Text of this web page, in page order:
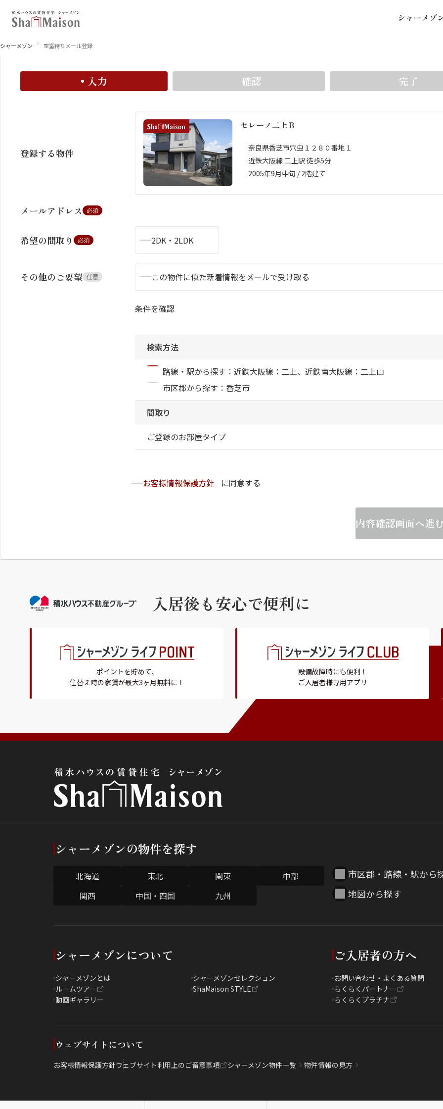
シ ャーメ ゾ
関東
中部
中国・四国 九州
地図から探す
シャーメゾンセレクション ルームツアー
ShaMaison STYLE
シャーメゾン 空室待ちメール登録
空室お知らせメール登録
空室お知らせメールに登録すると、この物件の空室情報をいち早く受け取ることができます。5件まで登録可能
入力 確認 完了
登録する物件
セレーノ二上Ｂ
奈良県香芝市穴虫１２８０番地１
近鉄大阪線 二上駅 徒歩5分
2005年9月中旬 / 2階建て
メールアドレス 必須
希望の間取り 必須 2DK・2LDK
その他のご要望 任意 この物件に似た新着情報をメールで受け取る
条件を確認
検索方法
路線・駅から探す：近鉄大阪線：二上、近鉄南大阪線：二上山
市区郡から探す：香芝市
間取り
ご登録のお部屋タイプ
お客様情報保護方針 に同意する
内容確認画面へ進む
入居後も安心で便利に
ポイントを貯めて、
住替え時の家賃が最大3ヶ月無料に！
設備故障時にも便利！
ご入居者様専用アプリ
シャーメゾンの物件を探す
北海道 東北 関東
中部
関西
中国・四国 九州
市区郡・路線・駅から
地図から探す
シャーメゾンについて
シャーメゾンとは
シャーメゾンセレクション
ルームツアー
ShaMaison STYLE
動画ギャラリー
ご入居者の方へ
お問い合わせ・よくある質問
らくらくパートナー
らくらくプラチナ
ウェブサイトについて
お客様情報保護方針ウェブサイト利用上のご留意事項 シャーメゾン物件一覧 物件情報の見方